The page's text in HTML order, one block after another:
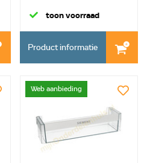
transparant-
toon voorraad
Product informatie
Web aanbieding